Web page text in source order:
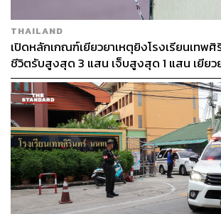
THAILAND
เปิดหลักเกณฑ์เยียวยาเหตุยิงโรงเรียนเทพศิ
ชีวิตรับสูงสุด 3 แสน เจ็บสูงสุด 1 แสน เยียว
ระดับ